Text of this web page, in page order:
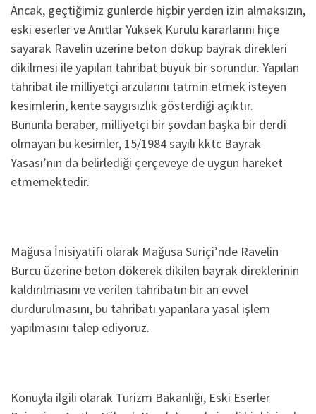
Ancak, geçtiğimiz günlerde hiçbir yerden izin almaksızın,
eski eserler ve Anıtlar Yüksek Kurulu kararlarını hiçe
sayarak Ravelin üzerine beton döküp bayrak direkleri
dikilmesi ile yapılan tahribat büyük bir sorundur. Yapılan
tahribat ile milliyetçi arzularını tatmin etmek isteyen
kesimlerin, kente saygısızlık gösterdiği açıktır.
Bununla beraber, milliyetçi bir şovdan başka bir derdi
olmayan bu kesimler, 15/1984 sayılı kktc Bayrak
Yasası’nın da belirlediği çerçeveye de uygun hareket
etmemektedir.
Mağusa İnisiyatifi olarak Mağusa Suriçi’nde Ravelin
Burcu üzerine beton dökerek dikilen bayrak direklerinin
kaldırılmasını ve verilen tahribatın bir an evvel
durdurulmasını, bu tahribatı yapanlara yasal işlem
yapılmasını talep ediyoruz.
Konuyla ilgili olarak Turizm Bakanlığı, Eski Eserler